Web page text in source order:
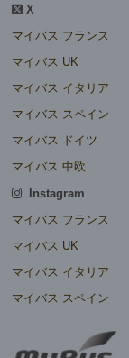
X
マイバス フランス
マイバス UK
マイバス イタリア
マイバス スペイン
マイバス ドイツ
マイバス 中欧
Instagram
マイバス フランス
マイバス UK
マイバス イタリア
マイバス スペイン